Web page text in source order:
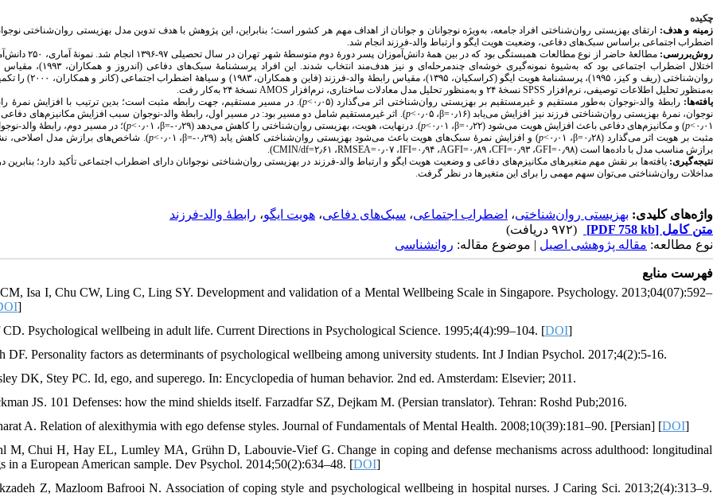
چکیده
زمینه و هدف: ارتقای بهزیستی روان‌شناختی افراد جامعه، به‌ویژه نوجوانان و جوانان از اهداف مهم هر کشور است؛ بنابراین، این پژوهش با هدف تدوین مدل بهزیستی روان‌شناختی
اضطراب اجتماعی براساس سبک‌های دفاعی، وضعیت هویت ایگو و ارتباط والد-فرزند انجام شد.
روش‌بررسی: مطالعهٔ حاضر از نوعمطالعات همبستگی
بود که در بین همهٔ دانش‌آموزان پسر دورۀ دوم متوسطهٔ
اختلال اضطراب اجتماعی بود که به‌شیوۀ نمونه‌گیری خوشه‌ای چندمرحله‌ای و نیز هدف‌مند انتخاب شدند. این افراد پرسشنامهٔ
سبک‌های دفاعی (اندروز و
روان‌شناختی (ریف و کیز، ۱۹۹۵)، پرسشنامهٔ هویت ایگو (کراسکیان، ۱۳۹۵)، مقیاس رابطهٔ
به‌منظور تحلیل اطلاعات توصیفی، نرم‌افزار SPSS نسخۀ ۲۴ و به‌منظور تحلیل مدل معادلات ساختاری، نرم‌افزار AMOS نسخۀ ۲۴ به‌کار رفت.
یافته‌ها: رابطهٔ والد-نوجوان به‌طور مستقیم و غیرمستقیم بر بهزیستی روان‌شناختی اثر می‌گذارد (۰٫۰۵> p). در مسیر مستقیم، جهت رابطه مثبت است؛ بدین ترتیب با افزایش نمرهٔ
نوجوان، نمرۀ بهزیستی روان‌شناختی فرزند نیز افزایش می‌یابد (۰٫۱۶=
β، ۰٫۰۵> p). اثر غیرمستقیم شامل دو مسیر بود: در مسیر اول، رابطهٔ والد-نوجوان سبب افزایش مکانیزم‌های دفاعی
۰٫۰۱>
p) و مکانیزم‌های دفاعی باعث افزایش هویت می‌شود (۰٫۲۲= β، ۰٫۰۱> p). درنهایت، هویت، بهزیستی روان‌شناختی را کاهش می‌دهد (۰٫۲۹-= β، ۰٫۰۱> p)؛ در مسیر دوم، رابطهٔ والد-
مثبت بر هویت اثر می‌گذارد (۰٫۲۸=
β، ۰٫۰۱> p) و افزایش نمرهٔ سبک‌های هویت باعث می‌شود بهزیستی روان‌شناختی کاهش یابد (۰٫۲۹-= β، ۰٫۰۱> p). شاخص‌های برازش مدل اصلاحی،
برازش مناسب مدل با داده‌ها است (۰٫۹۸=
GFI، ۰٫۹۳= CFI، ۰٫۸۹= AGFI، ۰٫۹۴= IFI، ۰٫۰۷= RMSEA، ۲٫۶۱= CMIN/df
).
نتیجه‌گیری: یافته‌ها بر نقش مهم متغیرهای مکانیزم‌های دفاعی و وضعیت هویت ایگو و ارتباط والد-فرزند در بهزیستی روان‌شناختی نوجوانان دارای اضطراب اجتماعی تأکید دارد؛
مداخلات روان‌شناختی می‌توان سهم مهمی را برای این متغیرها در نظر گرفت.
واژه‌های کلیدی: بهزیستی روان‌شناختی، اضطراب اجتماعی، سبک‌های دفاعی، هویت ایگو، رابطۀ والد-فرزند
متن کامل [PDF 758 kb]
(۹۷۲ دریافت)
نوع مطالعه: مقاله پژوهشی اصیل | موضوع مقاله: روانشناسی
فهرست منابع
Isa I, Chu CW, Ling C, Ling SY. Development and validation of a Mental Wellbeing Scale in Singapore. Psychology. 2013;04(07):592–
]
Psychological wellbeing in adult life. Current Directions in Psychological Science. 1995;4(4):99–104. [DOI]
DF. Personality factors as determinants of psychological wellbeing among university students. Int J Indian Psychol. 2017;4(2):5-16.
DK, Stey PC. Id, ego, and superego. In: Encyclopedia of human behavior. 2nd ed. Amsterdam: Elsevier; 2011.
JS. 101 Defenses: how the mind shields itself. Farzadfar SZ, Dejkam M. (Persian translator). Tehran: Roshd Pub;2016.
A. Relation of alexithymia with ego defense styles. Journal of Fundamentals of Mental Health. 2008;10(39):181–90. [Persian] [DOI]
M, Chui H, Hay EL, Lumley MA, Grühn D, Labouvie-Vief G. Change in coping and defense mechanisms across adulthood: longitudinal
in a European American sample. Dev Psychol. 2014;50(2):634–48. [DOI]
Z, Mazloom Bafrooi N. Association of coping style and psychological wellbeing in hospital nurses. J Caring Sci. 2013;2(4):313–9.